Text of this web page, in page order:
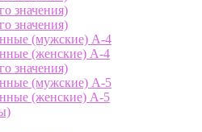
значения)
значения)
(мужские) А-4
(женские) А-4
значения)
(мужские) А-5
(женские) А-5